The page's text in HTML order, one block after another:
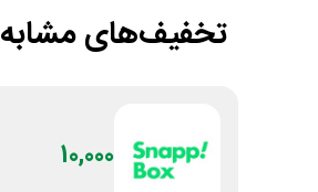
تخفیف‌های مشابه
10,000